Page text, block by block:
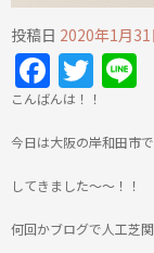
投稿日 2020年1月31
こんばんは！！
今日は大阪の岸和田市
してきました～～！！
何回かブログで人工芝